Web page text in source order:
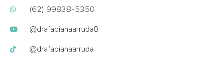
(62) 99838-5350
@drafabianaarruda8
@drafabianaarruda